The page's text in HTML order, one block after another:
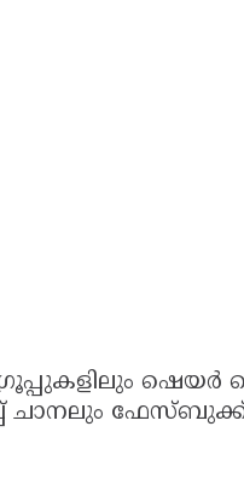
ഷെയർ
ചാനലും